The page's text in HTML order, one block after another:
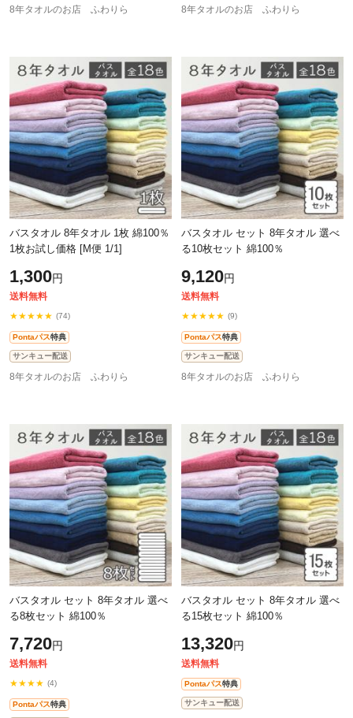
8年タオルのお店 ふわりら 8年タオルのお店 ふわりら
バスタオル 8年タオル 1枚 綿100％
1枚お試し価格 [M便 1/1]
1,300円
送料無料
★★★★★ (74)
Pontaパス特典
サンキュー配送
8年タオルのお店 ふわりら
バスタオル セット 8年タオル 選べ
る10枚セット 綿100％
9,120円
送料無料
★★★★★ (9)
Pontaパス特典
サンキュー配送
8年タオルのお店 ふわりら
バスタオル セット 8年タオル 選べ
る8枚セット 綿100％
7,720円
送料無料
★★★★ (4)
Pontaパス特典
バスタオル セット 8年タオル 選べ
る15枚セット 綿100％
13,320円
送料無料
Pontaパス特典
サンキュー配送